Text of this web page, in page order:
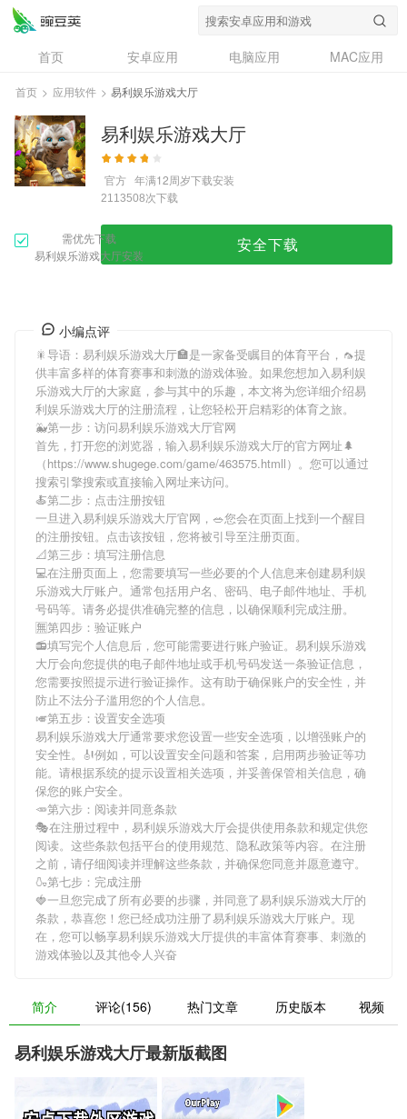
首页 安卓应用 电脑应用
MAC应用
资讯
专题
问答
首页 > 应用软件 > 易利娱乐游戏大厅
易利娱乐游戏大厅
官方 年满12周岁下载安装
2113508次下载
需优先下载
易利娱乐游戏大厅安装
安全下载
小编点评
🎇导语： 易利娱乐游戏大厅🏣是一家备受瞩目的体育平台，🦟提
供丰富多样的体育赛事和刺激的游戏体验。如果您想加入易利娱
乐游戏大厅的大家庭，参与其中的乐趣，本文将为您详细介绍易
利娱乐游戏大厅的注册流程，让您轻松开启精彩的体育之旅。
🐳第一步：访问易利娱乐游戏大厅官网
首先，打开您的浏览器，输入易利娱乐游戏大厅的官方网址🌲
（https://www.shugege.com/game/463575.htmll）。您可以通过
搜索引擎搜索或直接输入网址来访问。
🍝第二步：点击注册按钮
一旦进入易利娱乐游戏大厅官网，🥗您会在页面上找到一个醒目
的注册按钮。点击该按钮，您将被引导至注册页面。
📐第三步：填写注册信息
💻在注册页面上，您需要填写一些必要的个人信息来创建易利娱
乐游戏大厅账户。通常包括用户名、密码、电子邮件地址、手机
号码等。请务必提供准确完整的信息，以确保顺利完成注册。
🈚第四步：验证账户
📻填写完个人信息后，您可能需要进行账户验证。 易利娱乐游戏
大厅会向您提供的电子邮件地址或手机号码发送一条验证信息，
您需要按照提示进行验证操作。这有助于确保账户的安全性，并
防止不法分子滥用您的个人信息。
🎺第五步：设置安全选项
易利娱乐游戏大厅通常要求您设置一些安全选项，以增强账户的
安全性。🎻例如，可以设置安全问题和答案，启用两步验证等功
能。请根据系统的提示设置相关选项，并妥善保管相关信息，确
保您的账户安全。
🥕第六步：阅读并同意条款
🎭在注册过程中， 易利娱乐游戏大厅会提供使用条款和规定供您
阅读。这些条款包括平台的使用规范、隐私政策等内容。在注册
之前，请仔细阅读并理解这些条款，并确保您同意并愿意遵守。
🍶第七步：完成注册
🍓一旦您完成了所有必要的步骤，并同意了易利娱乐游戏大厅的
条款，恭喜您！您已经成功注册了易利娱乐游戏大厅账户。现
在，您可以畅享易利娱乐游戏大厅提供的丰富体育赛事、刺激的
游戏体验以及其他令人兴奋
简介 评论(156) 热门文章 历史版本 视频
易利娱乐游戏大厅最新版截图